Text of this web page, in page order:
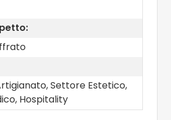
Settore Estetico,
Hospitality